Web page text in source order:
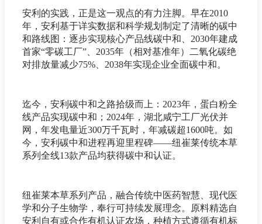
安利的实践，正是这一观点的有力注脚。早在2010
年，安利基于详实数据和科学规划制定了清晰的碳中
和路线图：逐步实现核心产品线碳中和、2030年建成
首家“零碳工厂”、2035年（相对基准年）二氧化碳绝
对排放量减少75%、2038年实现企业全面碳中和。
迄今，安利碳中和之路拾级而上：2023年，蛋白粉全
线产品实现碳中和；2024年，湖北咸宁工厂光伏并
网，年发电量近300万千瓦时，年减碳超1600吨。如
今，安利碳中和进程再迎里程碑——纽崔莱传统本草
系列全线13款产品均获得碳中和认证。
纽崔莱本草系列产品，融合传统中医药智慧、现代医
学和分子生物学，奉行可持续发展理念。原料精选自
安利自有或合作有机认证农场，种植方式遵循有机标